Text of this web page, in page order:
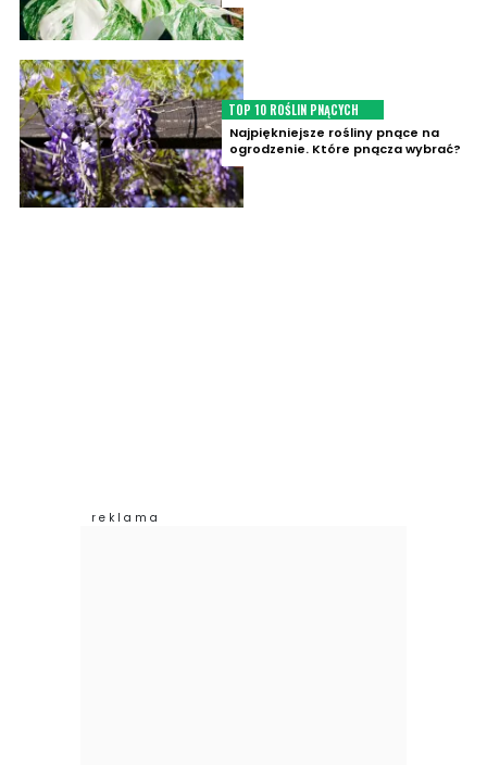
TOP 10 ROŚLIN PNĄCYCH
Najpiękniejsze rośliny pnące na
ogrodzenie. Które pnącza wybrać?